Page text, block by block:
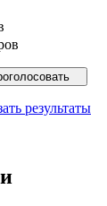
результаты